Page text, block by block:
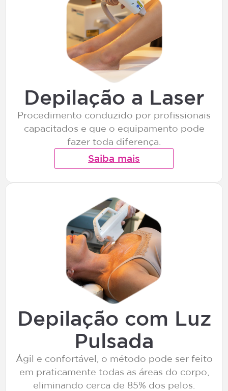
Depilação a Laser
Procedimento conduzido por profissionais
capacitados e que o equipamento pode
fazer toda diferença.
Saiba mais
Depilação com Luz
Pulsada
Ágil e confortável, o método pode ser feito
em praticamente todas as áreas do corpo,
eliminando cerca de 85% dos pelos.